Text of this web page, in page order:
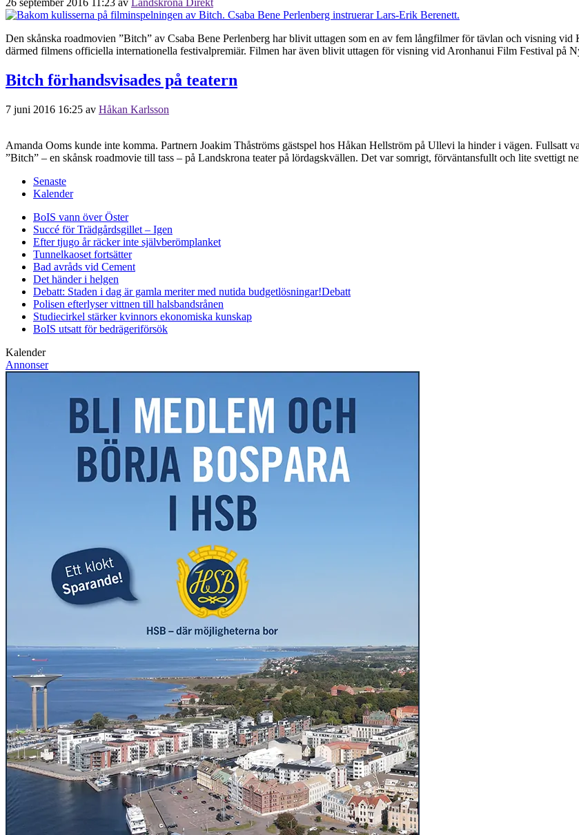
Den skånska roadmovien ”Bitch” av Csaba Bene Perlenberg har blivit uttagen som en av fem långfilmer för tävlan och visning
därmed filmens officiella internationella festivalpremiär. Filmen har även blivit uttagen för visning vid Aronhanui Film Festival på
Bitch förhandsvisades på teatern
7 juni 2016 16:25 av Håkan Karlsson
Amanda Ooms kunde inte komma. Partnern Joakim Thåströms gästspel hos Håkan Hellström på Ullevi la hinder i vägen. Fullsatt
”Bitch” – en skånsk roadmovie till tass – på Landskrona teater på lördagskvällen. Det var somrigt, förväntansfullt och lite svettigt
Senaste
Kalender
BoIS vann över Öster
Succé för Trädgårdsgillet – Igen
Efter tjugo år räcker inte självberömplanket
Tunnelkaoset fortsätter
Bad avråds vid Cement
Det händer i helgen
Debatt: Staden i dag är gamla meriter med nutida budgetlösningar!Debatt
Polisen efterlyser vittnen till halsbandsrånen
Studiecirkel stärker kvinnors ekonomiska kunskap
BoIS utsatt för bedrägeriförsök
Kalender
Annonser